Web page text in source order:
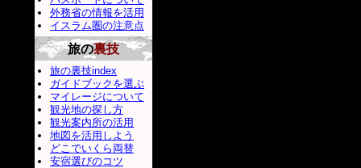
外務省の情報を活用
イスラム圏の注意点
旅の裏技
旅の裏技index
ガイドブックを選ぶ
マイレージについて
観光地の探し方
観光案内所の活用
地図を活用しよう
どこでいくら両替
安宿選びのコツ